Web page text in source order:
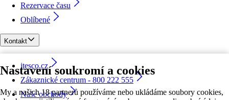
Nastavení soukromí a cookies
My a našich 18 partnerů používáme nebo ukládáme soubory cookies,
Rezervace času
Oblíbené
Kontakt
itesco.cz
Zákaznické centrum - 800 222 555
Naše obchody